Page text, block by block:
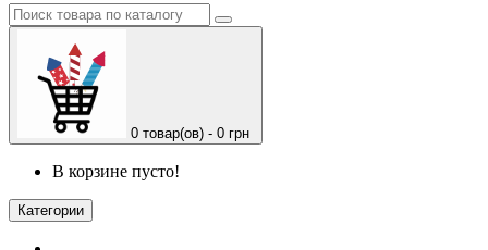
0 товар(ов) - 0 грн
В корзине пусто!
Категории